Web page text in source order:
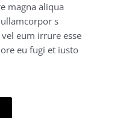
magna aliqua
s
eum irrure esse
eu fugi et iusto